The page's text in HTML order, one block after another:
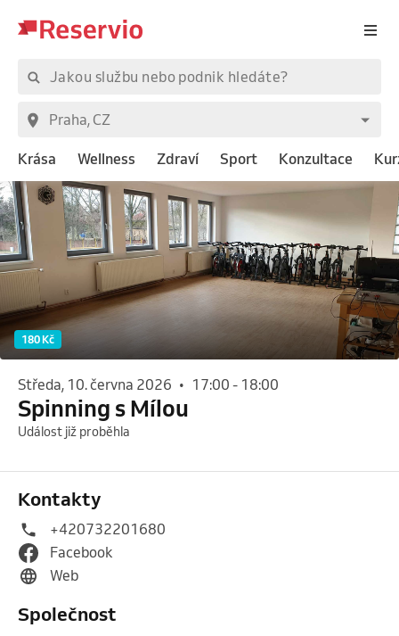
Krása Wellness Zdraví Sport Konzultace
180 Kč
středa, 10. června 2026 • 17:00 - 18:00
Spinning s Mílou
Událost již proběhla
Kontakty
+420732201680
Facebook
Web
Společnost